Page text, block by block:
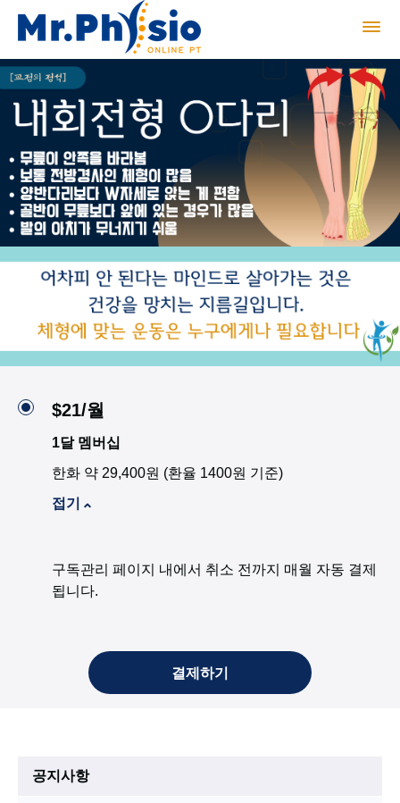
$21/월
1달 멤버십
한화 약 29,400원 (환율 1400원 기준)
접기
구독관리 페이지 내에서 취소 전까지 매월 자동 결제
됩니다.
결제하기
공지사항